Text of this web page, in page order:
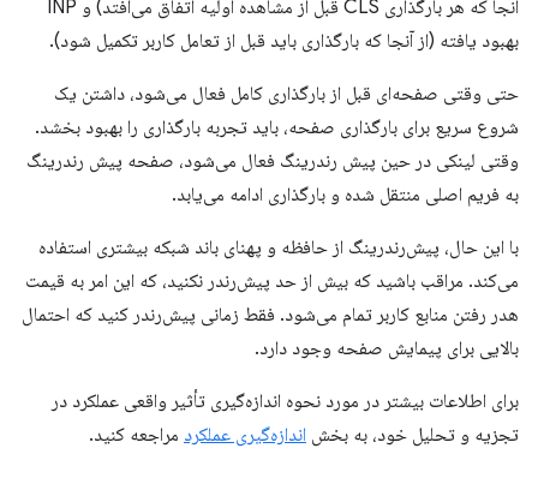
آنجا که هر بارگذاری CLS قبل از مشاهده اولیه اتفاق می‌افتد) و INP
بهبود یافته (از آنجا که بارگذاری باید قبل از تعامل کاربر تکمیل شود).
حتی وقتی صفحه‌ای قبل از بارگذاری کامل فعال می‌شود، داشتن یک
شروع سریع برای بارگذاری صفحه، باید تجربه بارگذاری را بهبود بخشد.
وقتی لینکی در حین پیش رندرینگ فعال می‌شود، صفحه پیش رندرینگ
به فریم اصلی منتقل شده و بارگذاری ادامه می‌یابد.
با این حال، پیش‌رندرینگ از حافظه و پهنای باند شبکه بیشتری استفاده
می‌کند. مراقب باشید که بیش از حد پیش‌رندر نکنید، که این امر به قیمت
هدر رفتن منابع کاربر تمام می‌شود. فقط زمانی پیش‌رندر کنید که احتمال
بالایی برای پیمایش صفحه وجود دارد.
برای اطلاعات بیشتر در مورد نحوه اندازه‌گیری تأثیر واقعی عملکرد در
تجزیه و تحلیل خود، به بخش اندازه‌گیری عملکرد مراجعه کنید.